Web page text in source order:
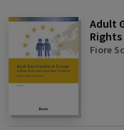
Adult
Fiore